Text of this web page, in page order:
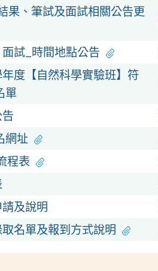
、筆試及面試相關公告更
試_時間地點公告
度【自然科學實驗班】符
單
網址
程表
及說明
名單及報到方式說明